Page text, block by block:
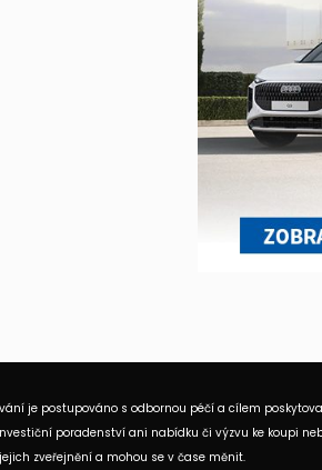
je postupováno s odbornou péčí a cílem
poradenství ani nabídku či výzvu ke koupi
zveřejnění a mohou se v čase měnit.